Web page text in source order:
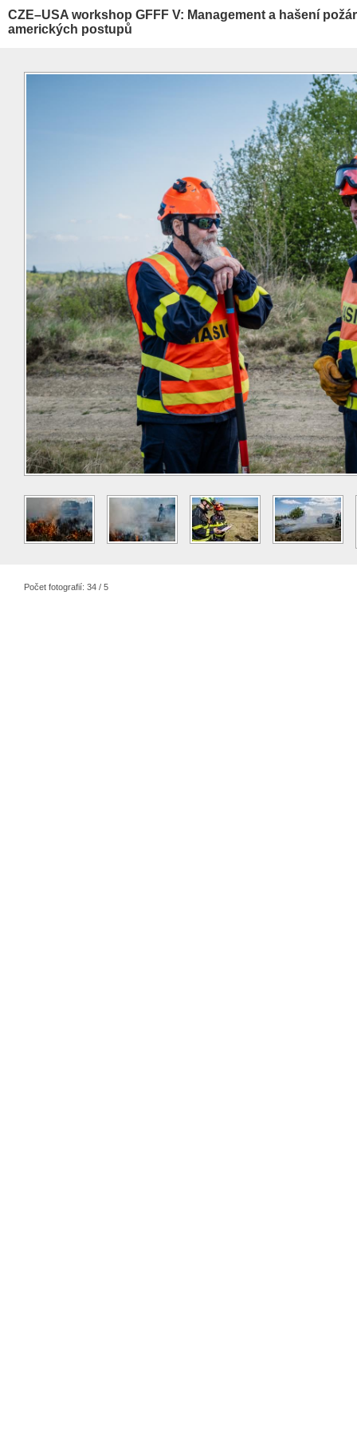
CZE–USA workshop GFFF V: Management a hašení
amerických postupů
Počet fotografií: 34 / 5